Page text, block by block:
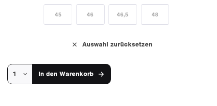
45 46 46,5 48
Auswahl zurücksetzen
In den Warenkorb